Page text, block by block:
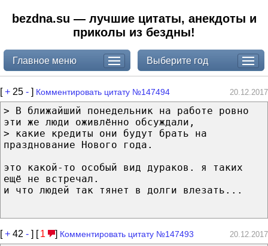
bezdna.su — лучшие цитаты, анекдоты и
приколы из бездны!
Главное меню Выберите год
[+ 25 - ] Комментировать цитату №147494 20.12.2017
> В ближайший понедельник на работе ровно
эти же люди оживлённо обсуждали,
> какие кредиты они будут брать на
празднование Нового года.
это какой-то особый вид дураков. я таких
ещё не встречал.
и что людей так тянет в долги влезать...
[+ 42 - ] [ 1 ] Комментировать цитату №147493 20.12.2017